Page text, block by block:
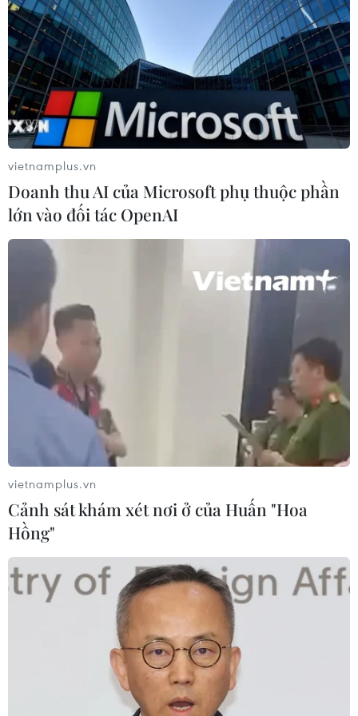
"toàn chuỗi" trong xuất khẩu xe năng
lượng mới
27/07/2026 11:16
Honda, Nissan bắt tay phát triển hệ
điều hành cho xe thế hệ mới
Mở rộng nhiều trường hợp “độ” linh
kiện xe nhưng không bị coi là cải tạo
Bộ Xây dựng nói gì về việc đạp thốc
ga khi đưa xe ôtô đi đăng kiểm?
25/07/2026 03:28
Cổ phiếu Tesla lao dốc, vốn hóa thị
trường "bốc hơi" hơn 140 tỷ USD
24/07/2026 14:55
Sẽ ban hành quy chuẩn kỹ thuật đối
với trụ và trạm sạc xe điện trước 30/9
24/07/2026 11:01
Tây Ban Nha trở thành “cứ điểm” xe
điện Trung Quốc tại châu Âu
vietnamplus.vn
Doanh thu AI của Microsoft phụ thuộc phần
lớn vào đối tác OpenAI
vietnamplus.vn
Cảnh sát khám xét nơi ở của Huấn "Hoa
Hồng"